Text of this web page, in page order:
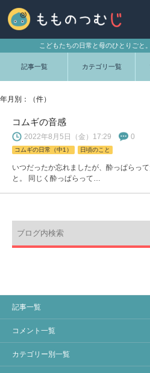
こどもたちの日常と母のひとりごと
記事一覧 カテゴリ一覧
年月別：（件）
コムギの音感
2022年8月5日（金）17:29 0
コムギの日常（中1） 日頃のこと
いつだったか忘れましたが、酔っぱらって
と。 同じく酔っぱらって…
記事一覧
コメント一覧
カテゴリー別一覧